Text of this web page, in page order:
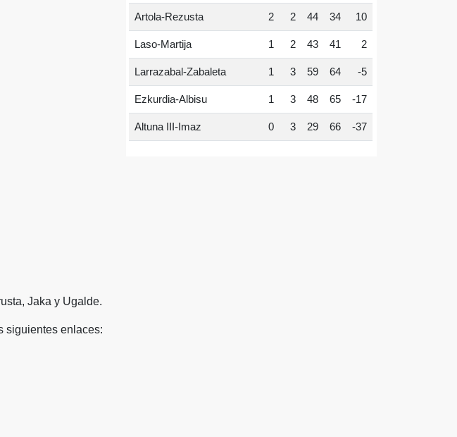
Jaka y Ugalde.
siguientes enlaces:
Artola-Rezusta 2 2 44 34 10
Laso-Martija 1 2 43 41 2
Larrazabal-Zabaleta 1 3 59 64 -5
Ezkurdia-Albisu 1 3 48 65 -17
Altuna III-Imaz 0 3 29 66 -37